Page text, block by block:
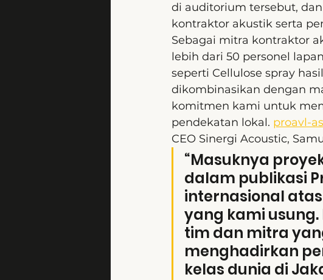
di auditorium tersebut,
kontraktor akustik serta
Sebagai mitra kontraktor
lebih dari 50 personel
seperti Cellulose spray
dikombinasikan dengan
komitmen kami untuk
pendekatan lokal. proavl-
CEO Sinergi Acoustic,
“Masuknya
dalam publikasi
internasional
yang kami
tim dan mitra
menghadirkan
kelas dunia di